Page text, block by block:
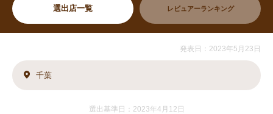
選出店一覧 レビュアーランキング
発表日：2023年5月23日
千葉
選出基準日：2023年4月12日